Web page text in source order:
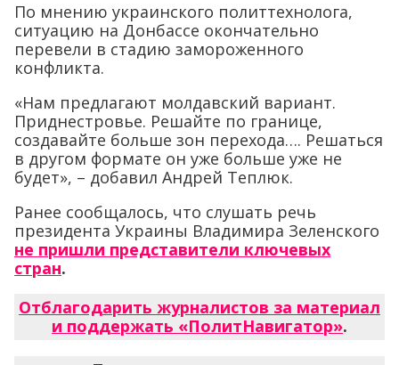
По мнению украинского политтехнолога,
ситуацию на Донбассе окончательно
перевели в стадию замороженного
конфликта.
«Нам предлагают молдавский вариант.
Приднестровье. Решайте по границе,
создавайте больше зон перехода…. Решаться
в другом формате он уже больше уже не
будет», – добавил Андрей Теплюк.
Ранее сообщалось, что слушать речь
президента Украины Владимира Зеленского
не пришли представители ключевых
стран.
Отблагодарить журналистов за материал
и поддержать «ПолитНавигатор».